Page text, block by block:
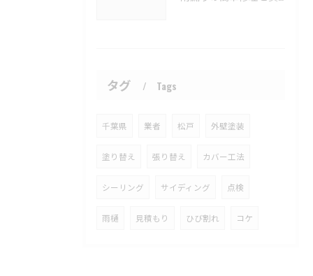
タグ Tags
千葉県 業者 松戸 外壁塗装
塗り替え 張り替え カバー工法
シーリング サイディング 点検
雨樋 見積もり ひび割れ コケ